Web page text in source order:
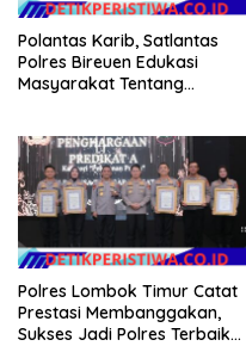
Polantas Karib, Satlantas
Polres Bireuen Edukasi
Masyarakat Tentang
Polres Lombok Timur Catat
Prestasi Membanggakan,
Sukses Jadi Polres Terbaik